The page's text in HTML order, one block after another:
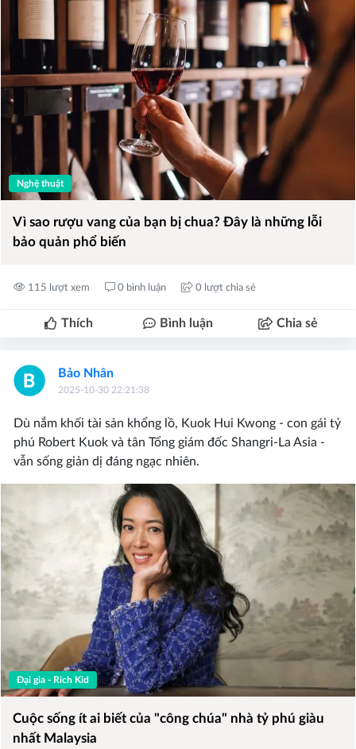
Nghệ thuật
Vì sao rượu vang của bạn bị chua? Đây là những lỗi
bảo quản phổ biến
115 lượt xem 0 bình luận 0 lượt chia sẻ
Thích Bình luận Chia sẻ
Bảo Nhân
2025-10-30 22:21:38
Dù nắm khối tài sản khổng lồ, Kuok Hui Kwong - con gái tỷ
phú Robert Kuok và tân Tổng giám đốc Shangri-La Asia -
vẫn sống giản dị đáng ngạc nhiên.
Đại gia - Rich Kid
Cuộc sống ít ai biết của "công chúa" nhà tỷ phú giàu
nhất Malaysia